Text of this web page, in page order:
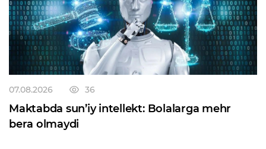
07.08.2026 36
Maktabda sun’iy intellekt: Bolalarga mehr
bera olmaydi